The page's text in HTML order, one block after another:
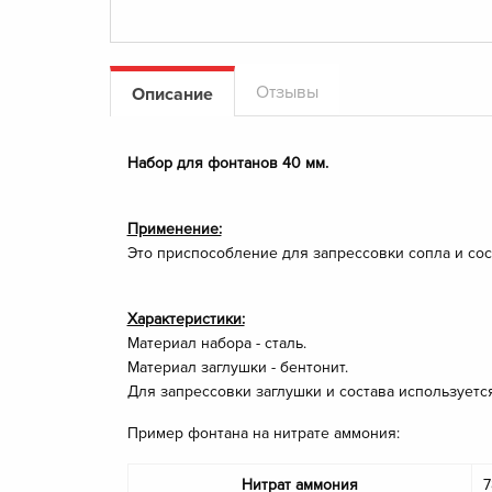
Описание Отзывы
Набор для фонтанов 40 мм.
Применение:
Это приспособление для запрессовки сопла и
Характеристики:
Материал набора - сталь.
Материал заглушки - бентонит.
Для запрессовки заглушки и состава
Пример фонтана на нитрате аммония:
Нитрат аммония